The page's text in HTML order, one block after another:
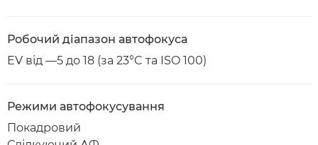
Робочий діапазон автофокуса
EV від —5 до 18 (за 23°C та ISO 100)
Режими автофокусування
Покадровий